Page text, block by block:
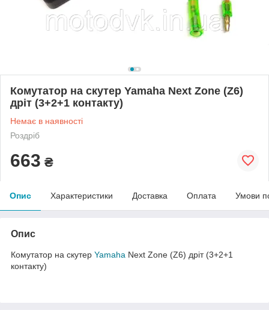
Комутатор на скутер Yamaha Next Zone (Z6)
дріт (3+2+1 контакту)
Немає в наявності
Роздріб
663 ₴
Опис Характеристики Доставка Оплата Умови
Опис
Комутатор на скутер Yamaha Next Zone (Z6) дріт (3+2+1
контакту)